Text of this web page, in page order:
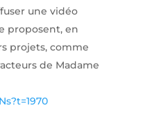
une vidéo
proposent, en
projets, comme
de Madame